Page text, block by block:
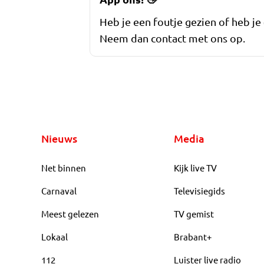
Heb je een foutje gezien of heb
Neem dan contact met ons op.
Nieuws
Net binnen
Carnaval
Meest gelezen
Lokaal
112
Media
Kijk live TV
Televisiegids
TV gemist
Brabant+
Luister live radio